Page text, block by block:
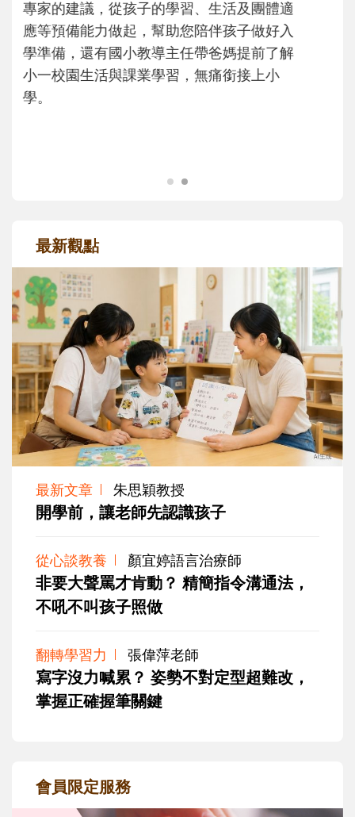
沒有人天生就擅長當爸爸！男人總是在一次
次「前所未有」的體驗中，跟著孩子一起長
大。從給予安全感的肢體遊戲，到獨立自
主、角色認同及解決問題的能力養成。爸爸
正嘗試用不同的模樣，參與孩子每個重要的
最新觀點
最新文章 朱思穎教授
開學前，讓老師先認識孩子
從心談教養 顏宜婷語言治療師
非要大聲罵才肯動？ 精簡指令溝通法，
不吼不叫孩子照做
翻轉學習力 張偉萍老師
寫字沒力喊累？ 姿勢不對定型超難改，
掌握正確握筆關鍵
會員限定服務